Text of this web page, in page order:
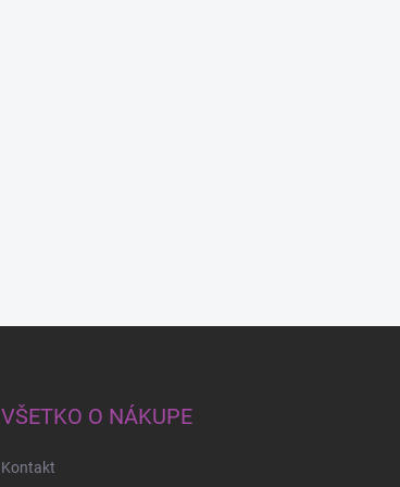
VŠETKO O NÁKUPE
Kontakt